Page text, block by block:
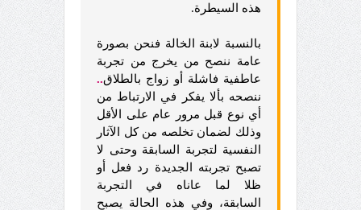
هذه السيطرة.
بالنسبة لابنة الخالة فنحن بصورة
عامة ننصح من يخرج من تجربة
عاطفية فاشلة أو زواج بالطلاق..
ننصحه بألا يفكر في الارتباط من
أي نوع قبل مرور عام على الأقل
وذلك لضمان تخلصه من كل الآثار
النفسية لتجربة السابقة وحتى لا
تصبح تجربته الجديدة رد فعل أو
ظلا لما عاناه في التجربة
السابقة، وفي هذه الحالة يصبح